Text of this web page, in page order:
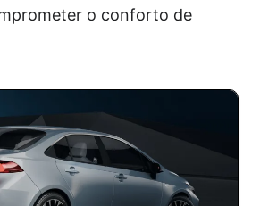
o conforto de